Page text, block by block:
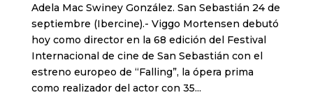
Adela Mac Swiney González. San Sebastián 24 de
septiembre (Ibercine).- Viggo Mortensen debutó
hoy como director en la 68 edición del Festival
Internacional de cine de San Sebastián con el
estreno europeo de “Falling”, la ópera prima
como realizador del actor con 35...